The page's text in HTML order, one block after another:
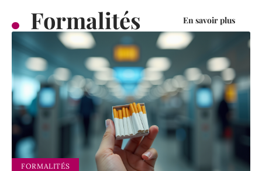
Formalités En savoir plus
FORMALITÉS